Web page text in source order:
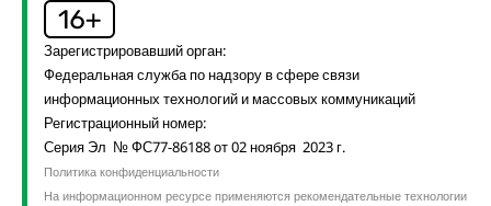
Зарегистрировавший орган:
Федеральная служба по надзору в сфере связи
информационных технологий и массовых коммуникаций
Регистрационный номер:
Серия Эл № ФС77-86188 от 02 ноября 2023 г.
Политика конфиденциальности
На информационном ресурсе применяются рекомендательные технологии